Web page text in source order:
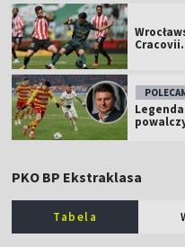
PKO BP Ekstraklasa
Tabela